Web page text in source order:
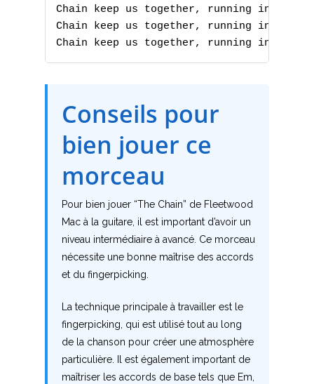
Chain keep us together, running in the
Chain keep us together, running in the
Chain keep us together, running in the
Conseils pour
bien jouer ce
morceau
Pour bien jouer “The Chain” de Fleetwood
Mac à la guitare, il est important d’avoir un
niveau intermédiaire à avancé. Ce morceau
nécessite une bonne maîtrise des accords
et du fingerpicking.
La technique principale à travailler est le
fingerpicking, qui est utilisé tout au long
de la chanson pour créer une atmosphère
particulière. Il est également important de
maîtriser les accords de base tels que Em,
F
G
I
L
M
O
P
Q